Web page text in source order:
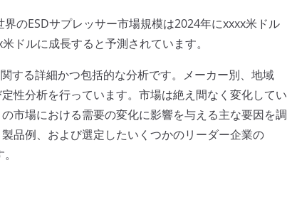
のESDサプレッサー市場規模は2024年にxxxx米ドル
ドルに成長すると予測されています。
する詳細かつ包括的な分析です。メーカー別、地域
性分析を行っています。市場は絶え間なく変化してい
市場における需要の変化に影響を与える主な要因を調
品例、および選定したいくつかのリーダー企業の